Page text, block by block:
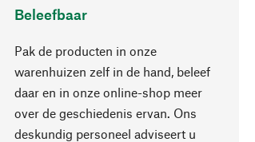
Beleefbaar
Pak de producten in onze
warenhuizen zelf in de hand, beleef
daar en in onze online-shop meer
over de geschiedenis ervan. Ons
deskundig personeel adviseert u
Naar boven